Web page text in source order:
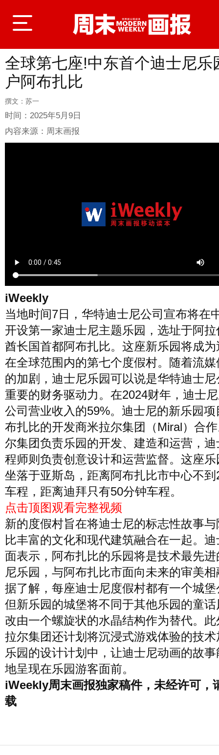
登录
首页
生活 文化 美食 旅游
周末 城市 玩物
短片 时事 潮流 艺术
全球第七座!中东首个迪士尼乐
户阿布扎比
撰文：苏一
时间： 2025年5月9日
内容来源： 周末画报
iWeekly
当地时间7日，华特迪士尼公司宣布将在
开设第一家迪士尼主题乐园，选址于阿
酋长国首都阿布扎比。这座新乐园将成
在全球范围内的第七个度假村。随着流
的加剧，迪士尼乐园可以说是华特迪士
重要的财务驱动力。在2024财年，迪士
公司营业收入的59%。迪士尼的新乐园项
布扎比的开发商米拉尔集团（Miral）合
尔集团负责乐园的开发、建造和运营，
程师则负责创意设计和运营监督。这座
坐落于亚斯岛，距离阿布扎比市中心不到
车程，距离迪拜只有50分钟车程。
点击顶图观看完整视频
新的度假村旨在将迪士尼的标志性故事
比丰富的文化和现代建筑融合在一起。
面表示，阿布扎比的乐园将是技术最先
尼乐园，与阿布扎比市面向未来的审美
据了解，每座迪士尼度假村都有一个城
但新乐园的城堡将不同于其他乐园的童
改由一个螺旋状的水晶结构作为替代。
拉尔集团还计划将沉浸式游戏体验的技
乐园的设计计划中，让迪士尼动画的故
地呈现在乐园游客面前。
iWeekly周末画报独家稿件，未经许可，
载